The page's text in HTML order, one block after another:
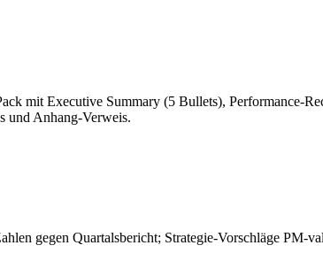
mit Executive Summary (5 Bullets), Performance-
und Anhang-Verweis.
gegen Quartalsbericht; Strategie-Vorschläge PM-